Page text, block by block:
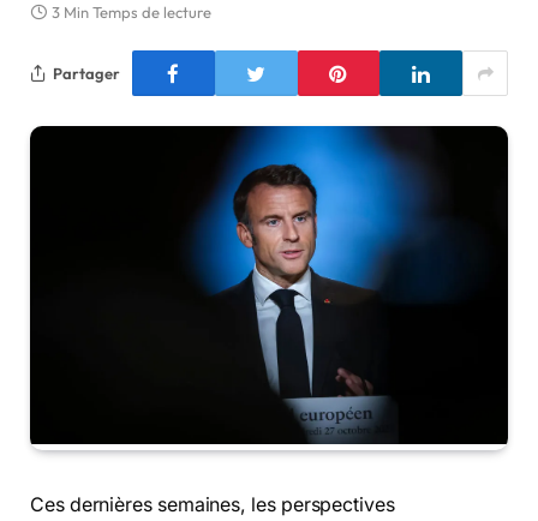
3 Min Temps de lecture
Partager
Ces dernières semaines, les perspectives